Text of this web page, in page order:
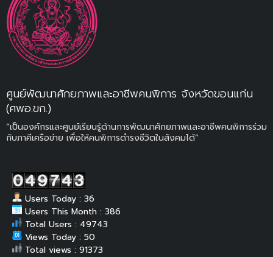
ศูนย์พัฒนาศักยภาพและอาชีพคนพิการ จังหวัดขอนแก่น
(ศพอ.ขก.)
“เป็นองค์กรและศูนย์เรียนรู้ด้านการพัฒนาศักยภาพและอาชีพคนพิการร่วม
กับภาคีเครือข่าย เพื่อให้คนพิการดำรงชีวิตในสังคมได้”
Users Today : 36
Users This Month : 386
Total Users : 49743
Views Today : 50
Total views : 91373